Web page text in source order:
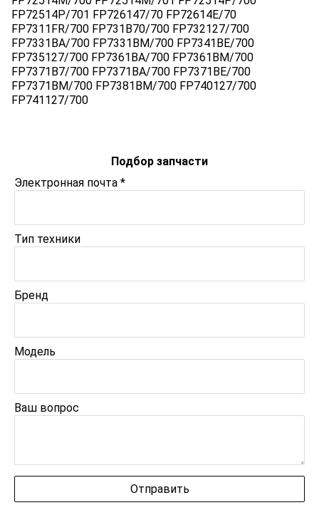
FP72514P/701 FP726147/70 FP72614E/70
FP7311FR/700 FP731B70/700 FP732127/700
FP7331BA/700 FP7331BM/700 FP7341BE/700
FP735127/700 FP7361BA/700 FP7361BM/700
FP7371B7/700 FP7371BA/700 FP7371BE/700
FP7371BM/700 FP7381BM/700 FP740127/700
FP741127/700
Подбор запчасти
Электронная почта *
Тип техники
Бренд
Модель
Ваш вопрос